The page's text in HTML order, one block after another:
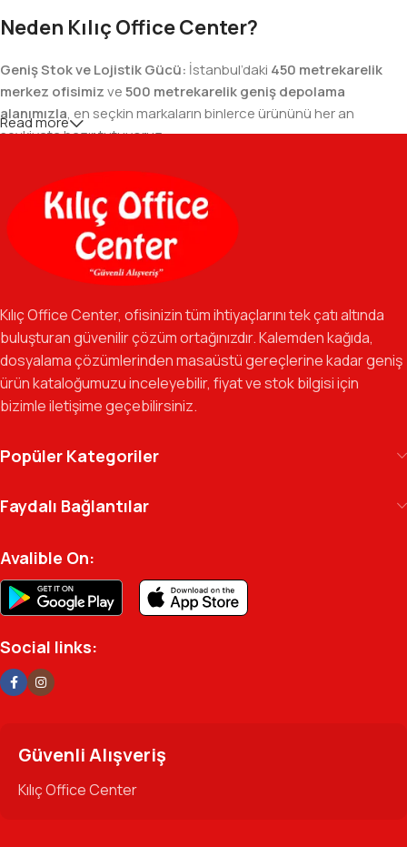
Neden Kılıç Office Center?
Geniş Stok ve Lojistik Gücü: İstanbul’daki 450 metrekarelik
merkez ofisimizve500 metrekarelik geniş depolama
alanımızla, en seçkin markaların binlerce ürününü her an
sevkiyata hazır tutuyoruz.
Geniş Ürün Yelpazesi:Temel kırtasiye malzemelerinden teknik
ofis gereçlerine kadar, iş hayatınızda ihtiyaç duyduğunuz her
şeyi tek bir çatı altında, en uygun fiyat avantajlarıyla bulmanızı
sağlıyoruz.
Özverili Takım Ruhu:İşini tutkuyla yapan, güler yüzlü ve çözüm
güvenilir bir yol arkadaşı olmayı hedefliyoruz.
Gelecek Vizyonu:Kurumsal kimliğimizi yeni iş birlikleri ve global
markalarla güçlendirerek, Türkiye genelinde müşteri ağımızı her
geçen gün büyütmeye devam ediyoruz.
Kılıç Office Center
arşivinizdeki dosyaya kadar her detayda yanınızda.
Ofisinizin enerjisini ve verimliliğini artırmak için
profesyonel kadromuzla hizmetinizdeyiz.
Read more
Kılıç Office Center, ofisinizin tüm ihtiyaçlarını tek çatı altında
buluşturan güvenilir çözüm ortağınızdır. Kalemden kağıda,
dosyalama çözümlerinden masaüstü gereçlerine kadar geniş
ürün kataloğumuzu inceleyebilir, fiyat ve stok bilgisi için
bizimle iletişime geçebilirsiniz.
Popüler Kategoriler
Faydalı Bağlantılar
Avalible On:
Social links:
Güvenli Alışveriş
Kılıç Office Center